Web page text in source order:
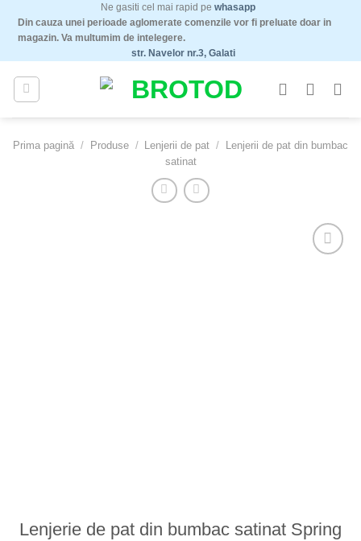
Ne gasiti cel mai rapid pe whasapp
Din cauza unei perioade aglomerate comenzile vor fi preluate doar in
magazin. Va multumim de intelegere.
str. Navelor nr.3, Galati
Prima pagină / Produse / Lenjerii de pat /
Lenjerii de pat din bumbac
satinat
Lenjerie de pat din bumbac satinat Spring